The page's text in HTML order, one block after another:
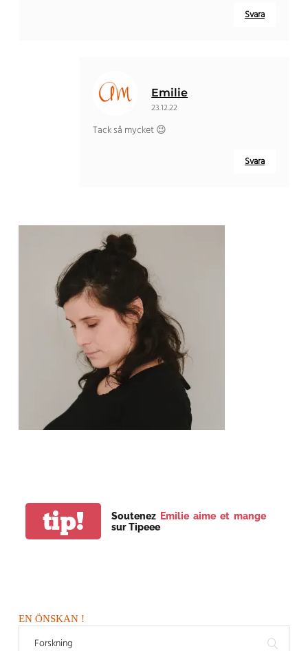
Svara
Emilie
23.12.22
Tack så mycket 😉
Svara
tip! Soutenez Emilie aime et mange
sur Tipeee
EN ÖNSKAN !